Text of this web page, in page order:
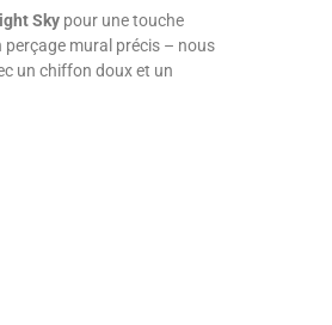
Sky pour une touche
mural précis – nous
un chiffon doux et un